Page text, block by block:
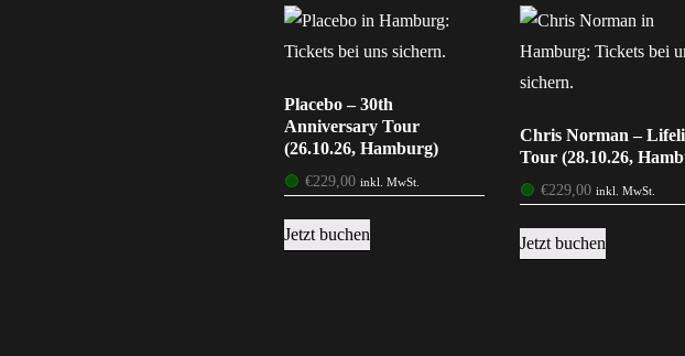
Placebo – 30th
Anniversary Tour
(26.10.26, Hamburg)
🟢 €229,00 inkl. MwSt.
Jetzt buchen
Chris Norman –
Tour (28.10.26,
🟢 €229,00 inkl. MwSt.
Jetzt buchen